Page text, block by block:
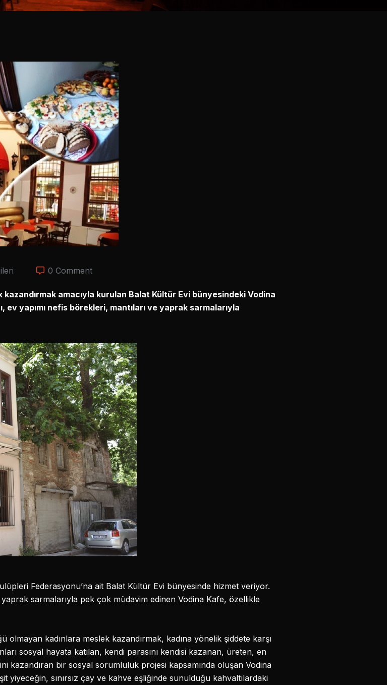
0 Comment
kazandırmak amacıyla kurulan Balat Kültür Evi bünyesindeki Vodina
ev yapımı nefis börekleri, mantıları ve yaprak sarmalarıyla
Federasyonu’na ait Balat Kültür Evi bünyesinde hizmet veriyor.
sarmalarıyla pek çok müdavim edinen Vodina Kafe, özellikle
kadınlara meslek kazandırmak, kadına yönelik şiddete karşı
sosyal hayata katılan, kendi parasını kendisi kazanan, üreten, en
kazandıran bir sosyal sorumluluk projesi kapsamında oluşan Vodina
yiyeceğin, sınırsız çay ve kahve eşliğinde sunulduğu kahvaltılardaki